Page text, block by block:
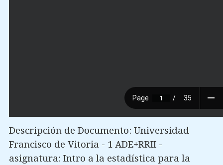
Descripción de Documento: Universidad
Francisco de Vitoria - 1 ADE+RRII -
asignatura: Intro a la estadística para la